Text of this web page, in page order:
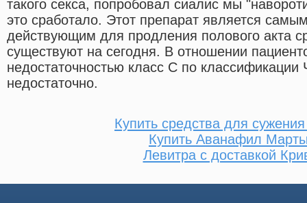
такого секса, попробовал сиалис мы
это сработало. Этот препарат является
действующим для продления полового акта
существуют на сегодня. В отношении
недостаточностью класс С по
недостаточно.
Купить средства для
Купить Аванафил
Левитра с доставкой